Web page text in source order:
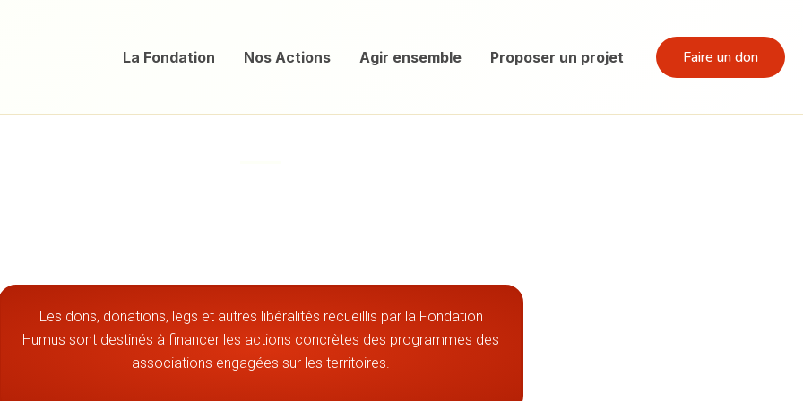
La Fondation Nos Actions Agir ensemble​ Proposer un projet Faire un don
Les dons, donations, legs et autres libéralités recueillis par la Fondation
Humus sont destinés à financer les actions concrètes des programmes des
associations engagées sur les territoires.